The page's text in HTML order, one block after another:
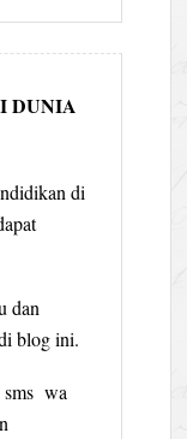
DUNIA
di
dan
blog ini.
wa